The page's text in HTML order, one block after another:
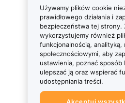
Używamy plików cookie
prawidłowego działania i
bezpieczeństwa tej strony.
wykorzystujemy również
funkcjonalnością, analityką,
społecznościowymi, aby
ustawienia, poznać
ulepszać ją oraz wspierać
udostępniania treści.